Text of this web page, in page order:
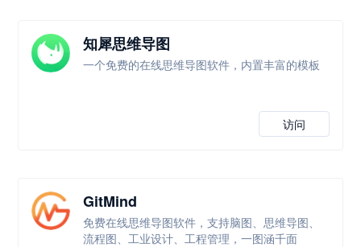
知犀思维导图
一个免费的在线思维导图软件，内置丰富的模板
访问
GitMind
免费在线思维导图软件，支持脑图、思维导图、
流程图、工业设计、工程管理，一图涵千面